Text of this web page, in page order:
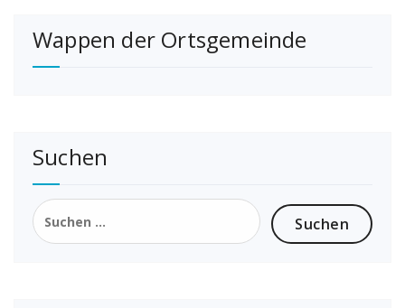
Beiträge
Wappen der Ortsgemeinde
Suchen
Suchen
nach: